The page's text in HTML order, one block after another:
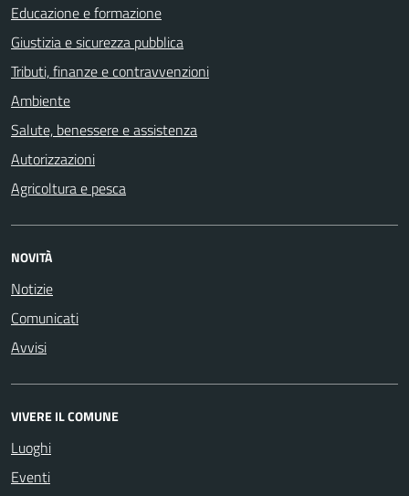
Educazione e formazione
Giustizia e sicurezza pubblica
Tributi, finanze e contravvenzioni
Ambiente
Salute, benessere e assistenza
Autorizzazioni
Agricoltura e pesca
NOVITÀ
Notizie
Comunicati
Avvisi
VIVERE IL COMUNE
Luoghi
Eventi